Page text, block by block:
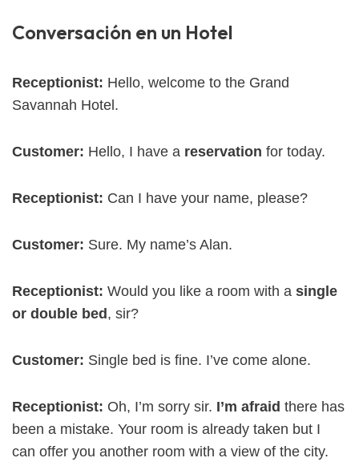
Conversación en un Hotel
Receptionist: Hello, welcome to the Grand
Savannah Hotel.
Customer: Hello, I have a reservation for today.
Receptionist: Can I have your name, please?
Customer: Sure. My name’s Alan.
Receptionist: Would you like a room with a single
or double bed , sir?
Customer: Single bed is fine. I’ve come alone.
Receptionist: Oh, I’m sorry sir. I’m afraid there has
been a mistake. Your room is already taken but I
can offer you another room with a view of the city.